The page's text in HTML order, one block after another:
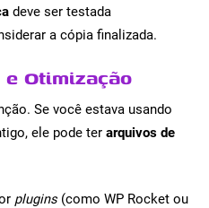
deve ser testada
a cópia finalizada.
Otimização
Se você estava usando
ele pode ter arquivos de
plugins (como WP Rocket ou